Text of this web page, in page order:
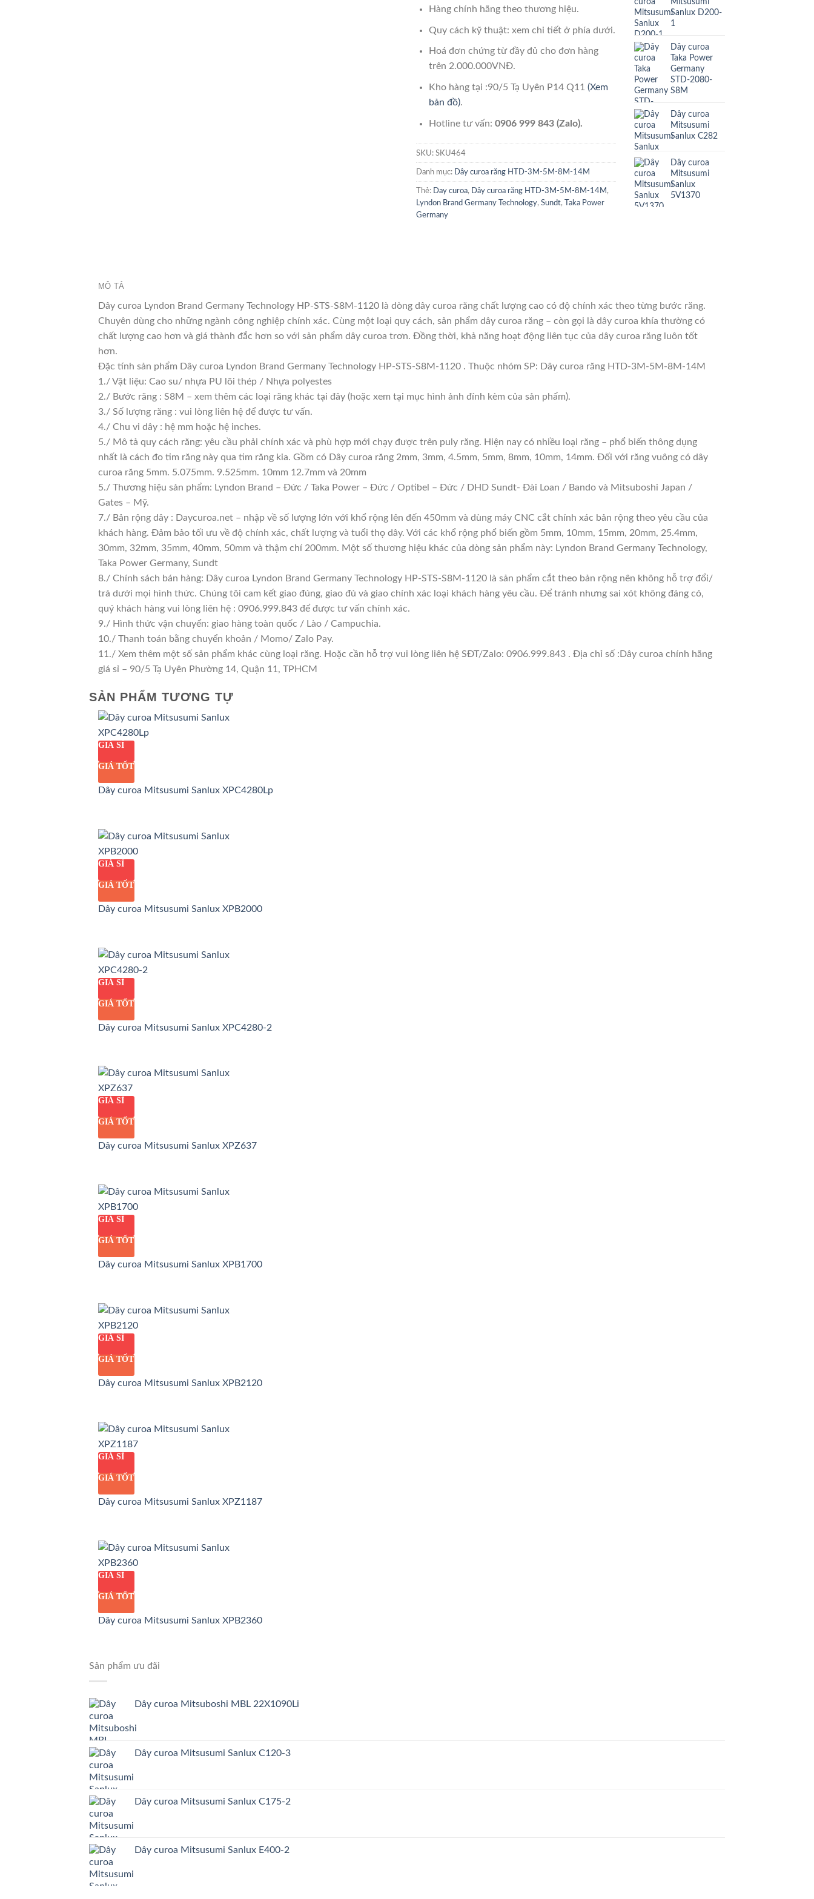
Hàng chính hãng theo thương hiệu.
Quy cách kỹ thuật: xem chi tiết ở phía dưới.
Hoá đơn chứng từ đầy đủ cho đơn hàng
trên 2.000.000VNĐ.
Kho hàng tại :90/5 Tạ Uyên P14 Q11 (Xem
bản đồ).
Hotline tư vấn: 0906 999 843 (Zalo).
SKU: SKU464
Danh mục: Dây curoa răng HTD-3M-5M-8M-14M
Thẻ: Day curoa, Dây curoa răng HTD-3M-5M-8M-14M ,
Lyndon Brand Germany Technology, Sundt,
Taka Power
Germany
Sanlux D200-
1
Dây curoa
Taka Power
Germany
STD-2080-
S8M
Dây curoa
Mitsusumi
Sanlux C282
Dây curoa
Mitsusumi
Sanlux
5V1370
MÔ TẢ
Dây curoa Lyndon Brand Germany Technology HP-STS-S8M-1120 là dòng dây curoa răng chất lượng cao có độ chính xác theo từng bước răng.
Chuyên dùng cho những ngành công nghiệp chính xác. Cùng một loại quy cách, sản phẩm dây curoa răng – còn gọi là dây curoa khía thường có
chất lượng cao hơn và giá thành đắc hơn so với sản phẩm dây curoa trơn. Đồng thời, khả năng hoạt động liên tục của dây curoa răng luôn tốt
hơn.
Đặc tính sản phẩm Dây curoa Lyndon Brand Germany Technology HP-STS-S8M-1120 . Thuộc nhóm SP: Dây curoa răng HTD-3M-5M-8M-14M
1./ Vật liệu: Cao su/ nhựa PU lõi thép / Nhựa polyestes
2./ Bước răng : S8M – xem thêm các loại răng khác tại đây (hoặc xem tại mục hình ảnh đính kèm của sản phẩm).
3./ Số lượng răng : vui lòng liên hệ để được tư vấn.
4./ Chu vi dây : hệ mm hoặc hệ inches.
5./ Mô tả quy cách răng: yêu cầu phải chính xác và phù hợp mới chạy được trên puly răng. Hiện nay có nhiều loại răng – phổ biến thông dụng
nhất là cách đo tim răng này qua tim răng kia. Gồm có Dây curoa răng 2mm, 3mm, 4.5mm, 5mm, 8mm, 10mm, 14mm. Đối với răng vuông có dây
curoa răng 5mm. 5.075mm. 9.525mm. 10mm 12.7mm và 20mm
5./ Thương hiệu sản phẩm: Lyndon Brand – Đức / Taka Power – Đức / Optibel – Đức / DHD Sundt- Đài Loan / Bando và Mitsuboshi Japan /
Gates – Mỹ.
7./ Bản rộng dây : Daycuroa.net – nhập về số lượng lớn với khổ rộng lên đến 450mm và dùng máy CNC cắt chính xác bản rộng theo yêu cầu của
khách hàng. Đảm bảo tối ưu về độ chính xác, chất lượng và tuổi thọ dây. Với các khổ rộng phổ biến gồm 5mm, 10mm, 15mm, 20mm, 25.4mm,
30mm, 32mm, 35mm, 40mm, 50mm và thậm chí 200mm. Một số thương hiệu khác của dòng sản phẩm này: Lyndon Brand Germany Technology,
Taka Power Germany, Sundt
8./ Chính sách bán hàng: Dây curoa Lyndon Brand Germany Technology HP-STS-S8M-1120 là sản phẩm cắt theo bản rộng nên không hỗ trợ đổi/
trả dưới mọi hình thức. Chúng tôi cam kết giao đúng, giao đủ và giao chính xác loại khách hàng yêu cầu. Để tránh nhưng sai xót không đáng có,
quý khách hàng vui lòng liên hệ : 0906.999.843 để được tư vấn chính xác.
9./ Hình thức vận chuyển: giao hàng toàn quốc / Lào / Campuchia.
10./ Thanh toán bằng chuyển khoản / Momo/ Zalo Pay.
11./ Xem thêm một số sản phẩm khác cùng loại răng. Hoặc cần hỗ trợ vui lòng liên hệ SĐT/Zalo: 0906.999.843 . Địa chỉ số :Dây curoa chính hãng
giá sỉ – 90/5 Tạ Uyên Phường 14, Quận 11, TPHCM
SẢN PHẨM TƯƠNG TỰ
GIÁ SỈ
GIÁ TỐT
Dây curoa Mitsusumi Sanlux XPC4280Lp
GIÁ SỈ
GIÁ TỐT
Dây curoa Mitsusumi Sanlux XPB2000
GIÁ SỈ
GIÁ TỐT
Dây curoa Mitsusumi Sanlux XPC4280-2
GIÁ SỈ
GIÁ TỐT
Dây curoa Mitsusumi Sanlux XPZ637
GIÁ SỈ
GIÁ TỐT
Dây curoa Mitsusumi Sanlux XPB1700
GIÁ SỈ
GIÁ TỐT
Dây curoa Mitsusumi Sanlux XPB2120
GIÁ SỈ
GIÁ TỐT
Dây curoa Mitsusumi Sanlux XPZ1187
GIÁ SỈ
GIÁ TỐT
Dây curoa Mitsusumi Sanlux XPB2360
Sản phẩm ưu đãi
Dây curoa Mitsuboshi MBL 22X1090Li
Dây curoa Mitsusumi Sanlux C120-3
Dây curoa Mitsusumi Sanlux C175-2
Dây curoa Mitsusumi Sanlux E400-2